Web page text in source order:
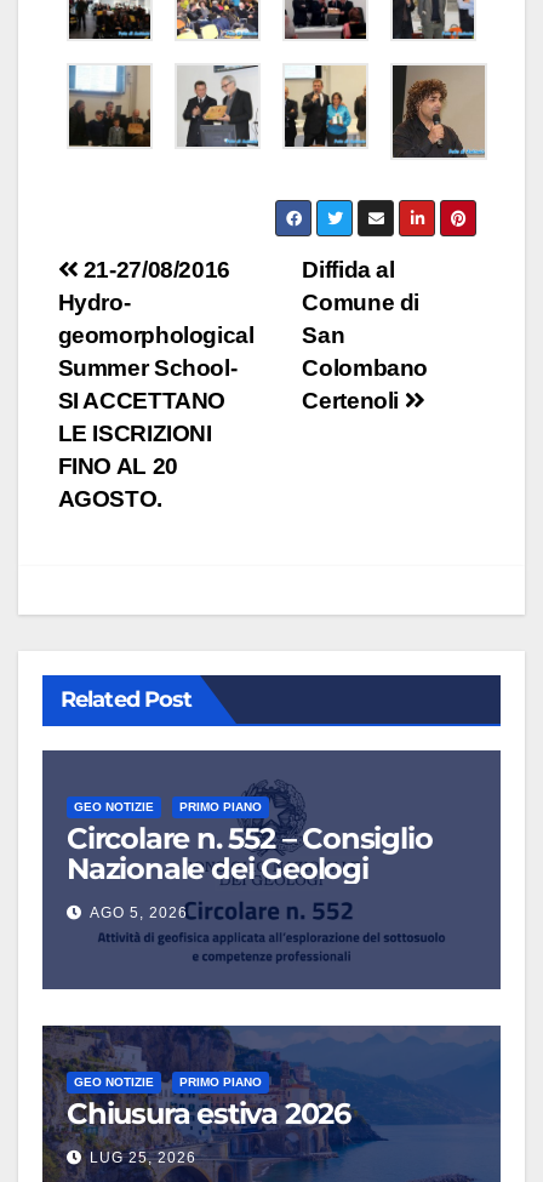
Navigazione
articoli
Diffida al
Comune di
San
Colombano
Certenoli
21-27/08/2016
Hydro-
geomorphological
Summer School-
SI ACCETTANO
LE ISCRIZIONI
FINO AL 20
AGOSTO.
Related Post
GEO NOTIZIE PRIMO PIANO
Circolare n. 552 – Consiglio
Nazionale dei Geologi
AGO 5, 2026
GEO NOTIZIE PRIMO PIANO
Chiusura estiva 2026
LUG 25, 2026